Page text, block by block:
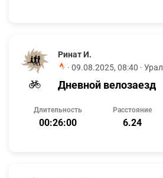
Ринат И.
· 09.08.2025, 08:40 · Урал
Дневной велозаезд
Длительность
00:26:00
Расстояние
6.24